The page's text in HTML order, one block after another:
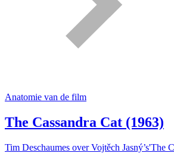
Anatomie van de film
The Cassandra Cat (1963)
Tim Deschaumes over Vojtěch Jasný’s'The